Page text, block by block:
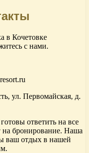
в Кочетовке
с нами.
ул. Первомайская, д.
ответить на все
на бронирование. Наша
ваш отдых в нашей